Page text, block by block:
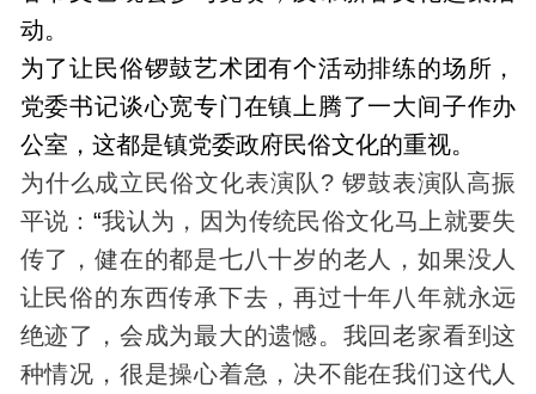
动。
为了让民俗锣鼓艺术团有个活动排练的场所，
党委书记谈心宽专门在镇上腾了一大间子作办
公室，这都是镇党委政府民俗文化的重视。
为什么成立民俗文化表演队? 锣鼓表演队高振
平说： “我认为，因为传统民俗文化马上就要失
传了，健在的都是七八十岁的老人，如果没人
让民俗的东西传承下去，再过十年八年就永远
绝迹了，会成为最大的遗憾。我回老家看到这
种情况，很是操心着急，决不能在我们这代人